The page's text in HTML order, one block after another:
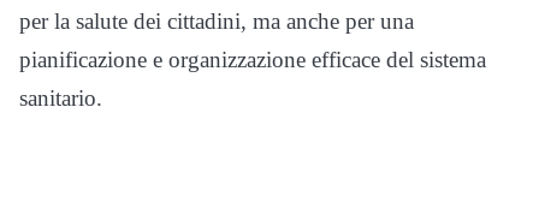
per la salute dei cittadini, ma anche per una
pianificazione e organizzazione efficace del sistema
sanitario.